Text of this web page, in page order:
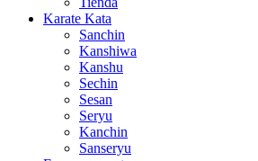
Karate Kata
Sanchin
Kanshiwa
Kanshu
Sechin
Sesan
Seryu
Kanchin
Sanseryu